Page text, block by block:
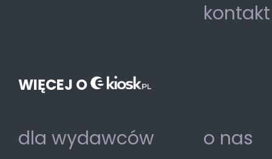
kontakt
WIĘCEJ O
dla wydawców
o nas